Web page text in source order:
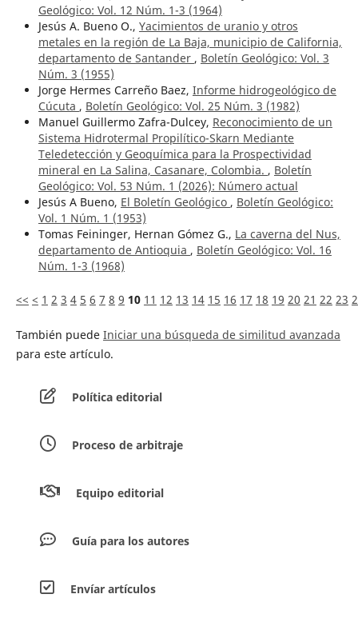
Geológico: Vol. 12 Núm. 1-3 (1964)
Jesús A. Bueno O., Yacimientos de uranio y otros
metales en la región de La Baja, municipio de California,
departamento de Santander , Boletín Geológico: Vol. 3
Núm. 3 (1955)
Jorge Hermes Carreño Baez, Informe hidrogeológico de
Cúcuta , Boletín Geológico: Vol. 25 Núm. 3 (1982)
Manuel Guillermo Zafra-Dulcey, Reconocimiento de un
Sistema Hidrotermal Propilítico-Skarn Mediante
Teledetección y Geoquímica para la Prospectividad
mineral en La Salina, Casanare, Colombia. , Boletín
Geológico: Vol. 53 Núm. 1 (2026): ¨Número actual
Jesús A Bueno, El Boletín Geológico , Boletín Geológico:
Vol. 1 Núm. 1 (1953)
Tomas Feininger, Hernan Gómez G., La caverna del Nus,
departamento de Antioquia , Boletín Geológico: Vol. 16
Núm. 1-3 (1968)
<< < 1 2 3 4 5 6 7 8 9 10 11 12 13 14 15 16 17 18 19 20 21 22 23
También puede Iniciar una búsqueda de similitud avanzada
para este artículo.
Política editorial
Proceso de arbitraje
Equipo editorial
Guía para los autores
Envíar artículos